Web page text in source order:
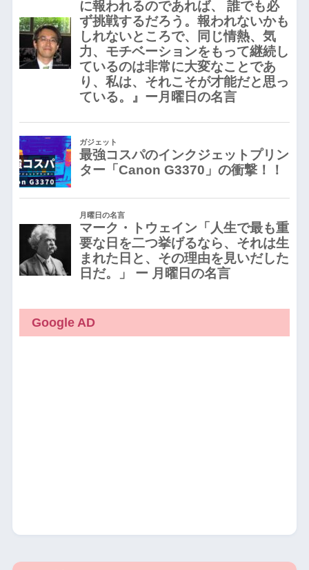
Google AD